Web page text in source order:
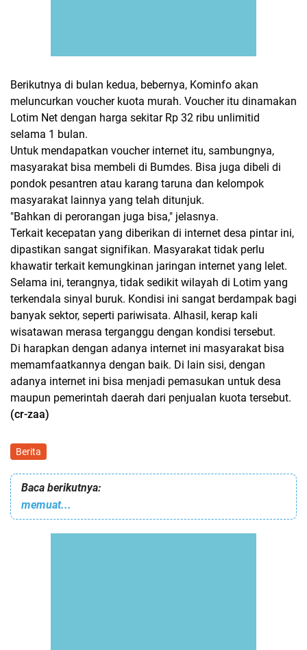
Berikutnya di bulan kedua, bebernya, Kominfo akan
meluncurkan voucher kuota murah. Voucher itu dinamakan
Lotim Net dengan harga sekitar Rp 32 ribu unlimitid
selama 1 bulan.
Untuk mendapatkan voucher internet itu, sambungnya,
masyarakat bisa membeli di Bumdes. Bisa juga dibeli di
pondok pesantren atau karang taruna dan kelompok
masyarakat lainnya yang telah ditunjuk.
"Bahkan di perorangan juga bisa," jelasnya.
Terkait kecepatan yang diberikan di internet desa pintar ini,
dipastikan sangat signifikan. Masyarakat tidak perlu
khawatir terkait kemungkinan jaringan internet yang lelet.
Selama ini, terangnya, tidak sedikit wilayah di Lotim yang
terkendala sinyal buruk. Kondisi ini sangat berdampak bagi
banyak sektor, seperti pariwisata. Alhasil, kerap kali
wisatawan merasa terganggu dengan kondisi tersebut.
Di harapkan dengan adanya internet ini masyarakat bisa
memamfaatkannya dengan baik. Di lain sisi, dengan
adanya internet ini bisa menjadi pemasukan untuk desa
maupun pemerintah daerah dari penjualan kuota tersebut.
(cr-zaa)
Berita
Baca berikutnya:
memuat...